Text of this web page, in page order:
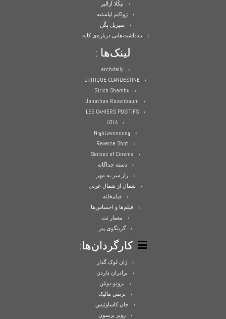
نیکُلا اَزالبر
ژواکیم لپاستیه
سیریل بِگَن
یادداشت‌هایی درباره‌ی کایه
لینک‌ها :
archdaily
CRITIQUE CLANDESTINE
Girish Shambu
Jonathan Rosenbaum
LES CAHIERS POSITIFS
LOLA
Nightswimming
Reverse Shot
Senses of Cinema
دسته جداگانه
راز سر به مهر
شمال از شمال غربی
فیلمخانه
فیلم‌ها و احساس‌ها
معمار نت
گرینگوی پیر
کارگردان‌ها:
ژان لوک گدار
برادران داردن
برونو دومُن
ترنس مالیک
جان کاساوتیس
روبر برسون